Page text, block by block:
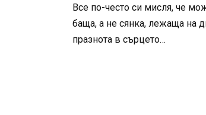
Все по-често си мисля, че
баща, а не сянка, лежаща на
празнота в сърцето…